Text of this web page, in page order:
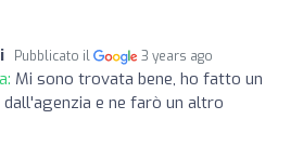
Pubblicato il 3 years ago
Mi sono trovata bene, ho fatto un
e ne farò un altro